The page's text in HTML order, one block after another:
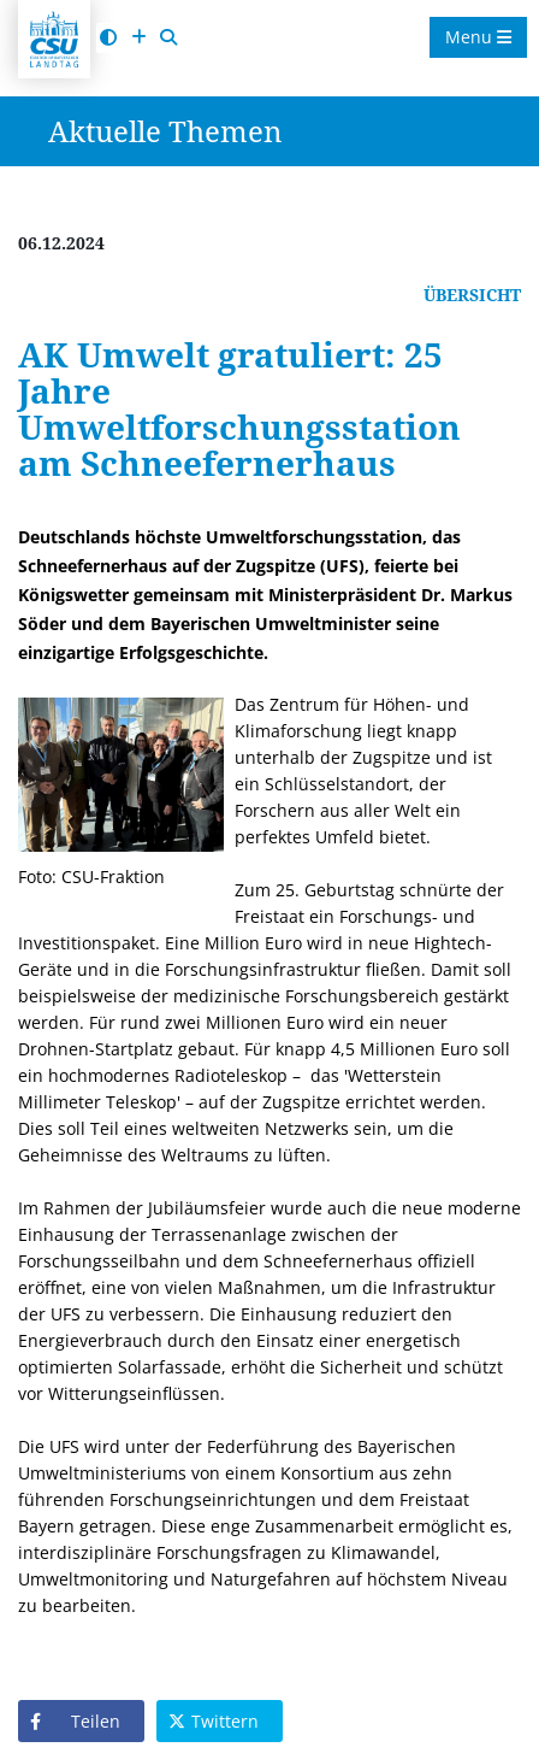
Menu
Aktuelle Themen
06.12.2024
ÜBERSICHT
AK Umwelt gratuliert: 25
Jahre
Umweltforschungsstation
am Schneefernerhaus
Deutschlands höchste Umweltforschungsstation, das
Schneefernerhaus auf der Zugspitze (UFS), feierte bei
Königswetter gemeinsam mit Ministerpräsident Dr. Markus
Söder und dem Bayerischen Umweltminister seine
einzigartige Erfolgsgeschichte.
Foto: CSU-Fraktion
Das Zentrum für Höhen- und
Klimaforschung liegt knapp
unterhalb der Zugspitze und ist
ein Schlüsselstandort, der
Forschern aus aller Welt ein
perfektes Umfeld bietet.
Zum 25. Geburtstag schnürte der
Freistaat ein Forschungs- und
Investitionspaket. Eine Million Euro wird in neue Hightech-
Geräte und in die Forschungsinfrastruktur fließen. Damit soll
beispielsweise der medizinische Forschungsbereich gestärkt
werden. Für rund zwei Millionen Euro wird ein neuer
Drohnen-Startplatz gebaut. Für knapp 4,5 Millionen Euro soll
ein hochmodernes Radioteleskop – das 'Wetterstein
Millimeter Teleskop' – auf der Zugspitze errichtet werden.
Dies soll Teil eines weltweiten Netzwerks sein, um die
Geheimnisse des Weltraums zu lüften.
Im Rahmen der Jubiläumsfeier wurde auch die neue moderne
Einhausung der Terrassenanlage zwischen der
Forschungsseilbahn und dem Schneefernerhaus offiziell
eröffnet, eine von vielen Maßnahmen, um die Infrastruktur
der UFS zu verbessern. Die Einhausung reduziert den
Energieverbrauch durch den Einsatz einer energetisch
optimierten Solarfassade, erhöht die Sicherheit und schützt
vor Witterungseinflüssen.
Die UFS wird unter der Federführung des Bayerischen
Umweltministeriums von einem Konsortium aus zehn
führenden Forschungseinrichtungen und dem Freistaat
Bayern getragen. Diese enge Zusammenarbeit ermöglicht es,
interdisziplinäre Forschungsfragen zu Klimawandel,
Umweltmonitoring und Naturgefahren auf höchstem Niveau
zu bearbeiten.
Teilen Twittern